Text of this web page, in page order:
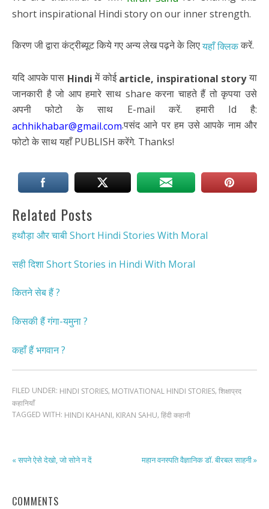
short inspirational Hindi story on our inner strength.
किरण जी द्वारा कंट्रीब्यूट किये गए अन्य लेख पढ़ने के लिएयहाँ क्लिककरें.
यदि आपके पास Hindiमें कोईarticle, inspirational storyया
जानकारी है जो आप हमारे साथ share करना चाहते हैं तो कृपया उसे
अपनी फोटो के साथ E-mail करें. हमारी Id है:
achhikhabar@gmail.com.पसंद आने पर हम उसे आपके नाम और
फोटो के साथ यहाँ PUBLISH करेंगे. Thanks!
Related Posts
हथौड़ा और चाबी Short Hindi Stories With Moral
सही दिशा Short Stories in Hindi With Moral
कितने सेब हैं ?
किसकी हैं गंगा-यमुना ?
कहाँ हैं भगवान ?
FILED UNDER: HINDI STORIES, MOTIVATIONAL HINDI STORIES, शिक्षाप्रद
कहानियाँ
TAGGED WITH: HINDI KAHANI, KIRAN SAHU, हिंदी कहानी
« सपने ऐसे देखो, जो सोने न दें महान वनस्पति वैज्ञानिक डॉ. बीरबल साहनी »
COMMENTS